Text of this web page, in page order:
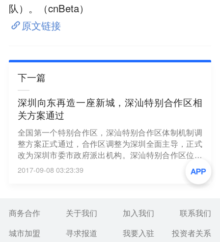
队）。（cnBeta）
原文链接
下一篇
深圳向东再造一座新城，深汕特别合作区相
关方案通过
全国第一个特别合作区，深汕特别合作区体制机制调
整方案正式通过，合作区调整为深圳全面主导，正式
改为深圳市委市政府派出机构。深汕特别合作区位于
广东省东南部，总面积468.3平方公里，特合区的合作
期限为30年，从2011年至2040年止，享有地级市一
2017-09-08 03:23:39
商务合作 关于我们 加入我们
联系我们
城市加盟
寻求报道 我要入驻 投资者关系